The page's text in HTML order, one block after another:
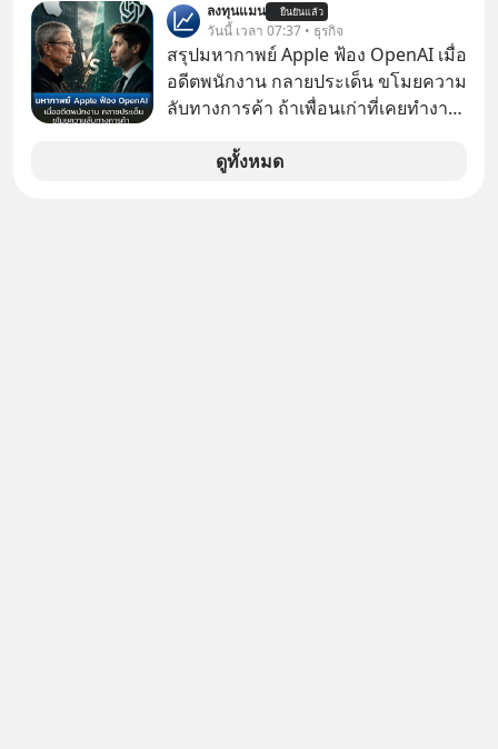
ขายของเหมือนกันทุกอย่าง
ลงทุนแมน ยืนยันแล้ว
วันนี้ เวลา 07:37 • ธุรกิจ
สรุปมหากาพย์ Apple ฟ้อง OpenAI เมื่อ
อดีตพนักงาน กลายประเด็น ขโมยความ
ลับทางการค้า ถ้าเพื่อนเก่าที่เคยทำงาน
เก่าที่เขาเคยทำไว้ ตอนยังอยู่บริษัท
ดูทั้งหมด